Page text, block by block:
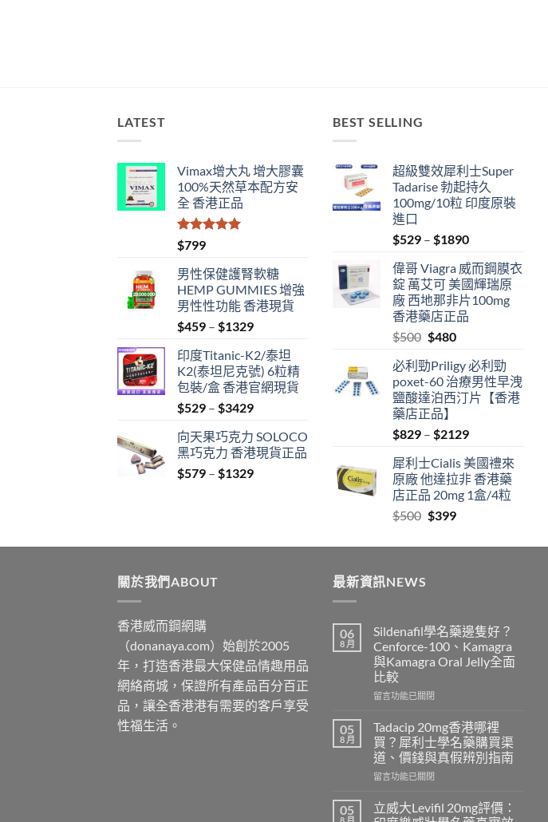
LATEST
Vimax增大丸 增大膠囊
100%天然草本配方安
全 香港正品
評分
滿分 5
$799
男性保健護腎軟糖
HEMP GUMMIES 增強
男性性功能 香港現貨
$459 – $1329Price
$459
through
$1329
印度Titanic-K2/泰坦
K2(泰坦尼克號) 6粒精
包裝/盒 香港官網現貨
$529 – $3429Price
$529
through
$3429
向天果巧克力 SOLOCO
黑巧克力 香港現貨正品
$579 – $1329Price
BEST SELLING
超級雙效犀利士Super
Tadarise 勃起持久
100mg/10粒 印度原裝
進口
$529 – $1890Price
$529
through
$1890
偉哥 Viagra 威而鋼膜衣
錠 萬艾可 美國輝瑞原
廠 西地那非片100mg
香港藥店正品
$500 Original
was:
$500.
$480Current
is:
$480.
必利勁Priligy 必利勁
poxet-60 治療男性早洩
鹽酸達泊西汀片【香港
藥店正品】
$829 – $2129Price
$829
through
$2129
犀利士Cialis 美國禮來
原廠 他達拉非 香港藥
店正品 20mg 1盒/4粒
$500 Original
was:
$399Current
is:
關於我們ABOUT
香港威而鋼網購
（donanaya.com）始創於2005
年，打造香港最大保健品情趣用品
網絡商城，保證所有產品百分百正
品，讓全香港港有需要的客戶享受
性福生活。
最新資訊NEWS
06
8 月
Sildenafil學名藥邊隻好？
Cenforce-100、Kamagra
與Kamagra Oral Jelly全面
比較
在
學
名
藥
邊
隻
Cenforce-
100、
留言功能已關閉
05
8 月
Tadacip 20mg香港哪裡
買？犀利士學名藥購買渠
道、價錢與真假辨別指南
在
20mg
香
留言功能已關閉
05
8 月
立威大Levifil 20mg評價：